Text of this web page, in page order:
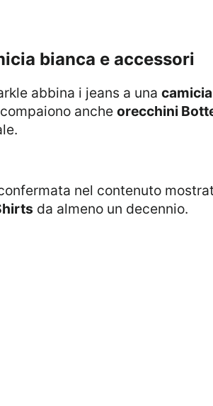
bianca e accessori
abbina i jeans a una
anche orecchini
da almeno un decennio.